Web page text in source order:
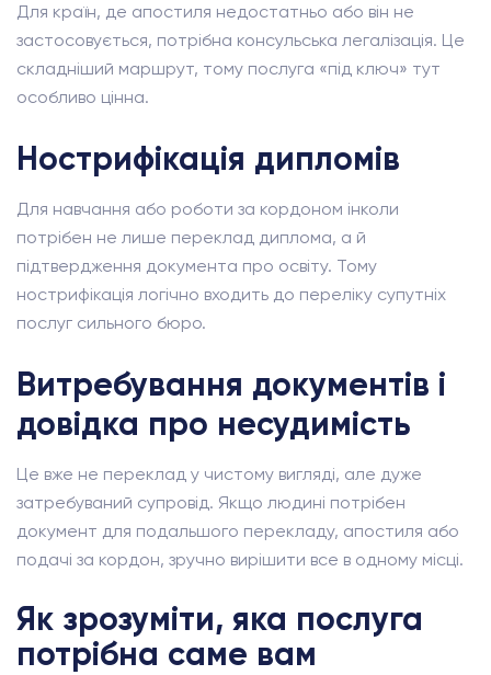
Для країн, де апостиля недостатньо або він не
застосовується, потрібна консульська легалізація. Це
складніший маршрут, тому послуга «під ключ» тут
особливо цінна.
Нострифікація дипломів
Для навчання або роботи за кордоном інколи
потрібен не лише переклад диплома, а й
підтвердження документа про освіту. Тому
нострифікація логічно входить до переліку супутніх
послуг сильного бюро.
Витребування документів і
довідка про несудимість
Це вже не переклад у чистому вигляді, але дуже
затребуваний супровід. Якщо людині потрібен
документ для подальшого перекладу, апостиля або
подачі за кордон, зручно вирішити все в одному місці.
Як зрозуміти, яка послуга
потрібна саме вам